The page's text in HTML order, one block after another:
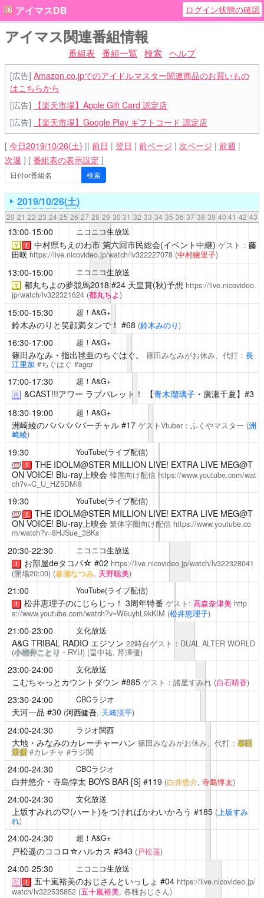
アイマスDB ログイン状態の確認
アイマス関連番組情報
番組表 番組一覧 検索 ヘルプ
[広告] Amazon.co.jpでのアイドルマスター関連商品のお買いもの
はこちらから
[広告]
【楽天市場】Apple Gift Card 認定店
[広告]
【楽天市場】Google Play ギフトコード 認定店
[ 今日2019/10/26(土) || 前日 | 翌日 | 前ページ | 次ページ | 前週 |
次週 ] [ 番組表の表示設定 ]
2019/10/26(土)
20 21 22 23 24 25 26 27 28 29 30 31 32 33 34 35 36 37 38 39 40 41 42 43
13:00-15:00 ニコニコ生放送
￥ ！ 中村県ちえのわ市第六回市民総会(イベント中継) ゲスト： 藤
田咲 https://live.nicovideo.jp/watch/lv322227078 (中村繪里子)
13:00-15:00 ニコニコ生放送
￥ 都丸ちよの夢競馬2018#24 天皇賞(秋)予想 https://live.nicovideo.
jp/watch/lv322321624 (都丸ちよ)
15:00-15:30 超！A&G+
鈴木みのりと笑顔満タンで！ #68 (鈴木みのり)
16:30-17:00 超！A&G+
篠田みなみ・指出毬亜のちぐはぐ。 篠田みなみがお休み、代打： 長
江里加 #ちぐはぐ #agqr
17:00-17:30 超！A&G+
再 &CAST!!!アワー ラブパレット！ 【青木瑠璃子・廣瀬千夏】#3
18:30-19:00
超！A&G+
洲崎綾のバババババーチャル#17 ゲストVtuber：ふくやマスター (洲
崎綾)
19:30 YouTube(ライブ配信)
！
THE IDOLM@STER MILLION LIVE! EXTRA LIVE MEG@T
ON VOICE! Blu-ray上映会 韓国向け配信 https://www.youtube.com/wat
ch?v=C_U_HZ5DMi8
19:30 YouTube(ライブ配信)
！
THE IDOLM@STER MILLION LIVE! EXTRA LIVE MEG@T
ON VOICE! Blu-ray上映会 繁体字圏向け配信 https://www.youtube.co
m/watch?v=8HJSue_3BKs
20:30-22:30 ニコニコ生放送
！ お部屋deタコパ☆ #02 https://live.nicovideo.jp/watch/lv322328041
(開場20:00) (春瀬なつみ, 天野聡美)
21:00 YouTube(ライブ配信)
！ 松井恵理子のにじらじっ！ 3周年特番 ゲスト: 高森奈津美 http
s://www.youtube.com/watch?v=W6uyhL9kKIM (松井恵理子)
21:00-23:00 文化放送
A&G TRIBAL RADIO エジソン 22時台ゲスト：DUAL ALTER WORLD
(小岩井ことり ・RYU) (畠中祐, 芹澤優)
23:00-24:00 文化放送
こむちゃっとカウントダウン #885 ゲスト：諸星すみれ (白石晴香)
23:30-24:00 CBCラジオ
天河一品 #30 (河西健吾, 天﨑滉平)
24:00-24:30 ラジオ関西
大地・みなみのカレーチャーハン 篠田みなみがお休み、代打：峯田
茉優#カレチャ #ラジ関
24:00-24:30 CBCラジオ
白井悠介・寺島惇太 BOYS BAR [S] #119 (白井悠介, 寺島惇太)
24:00-24:30 文化放送
上坂すみれの♡(ハート)をつければかわいかろう #185 (上坂すみ
れ)
24:00-24:30 超！A&G+
戸松遥のココロ☆ハルカス #343 (戸松遥)
24:00-25:30 ニコニコ生放送
新 ！ 五十嵐裕美のおじさんといっしょ #04 https://live.nicovideo.jp/
watch/lv322535852 (五十嵐裕美, 各種おじさん)